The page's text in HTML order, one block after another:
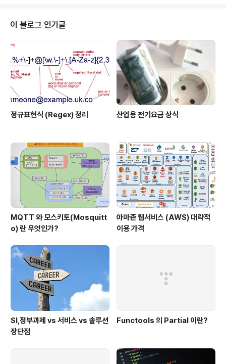
이 블로그 인기글
정규표현식 (Regex) 정리 산업용 전기요금 상식
MQTT 와 모스키토(Mosquitt
o) 란 무엇인가?
아마존 웹서비스 (AWS) 대략적
이용 가격
SI,정부과제 vs 서비스 vs 솔루션
장단점
Functools 의 Partial 이란?